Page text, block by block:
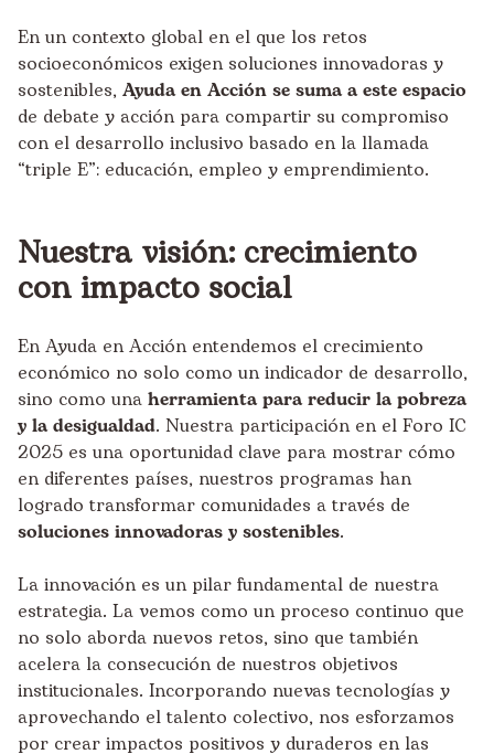
En un contexto global en el que los retos
socioeconómicos exigen soluciones innovadoras y
sostenibles, Ayuda en Acción se suma a este espacio
de debate y acción para compartir su compromiso
con el desarrollo inclusivo basado en la llamada
“triple E”: educación, empleo y emprendimiento.
Nuestra visión: crecimiento
con impacto social
En Ayuda en Acción entendemos el crecimiento
económico no solo como un indicador de desarrollo,
sino como una herramienta para reducir la pobreza
y la desigualdad. Nuestra participación en el Foro IC
2025 es una oportunidad clave para mostrar cómo
en diferentes países, nuestros programas han
logrado transformar comunidades a través de
soluciones innovadoras y sostenibles.
La innovación es un pilar fundamental de nuestra
estrategia. La vemos como un proceso continuo que
no solo aborda nuevos retos, sino que también
acelera la consecución de nuestros objetivos
institucionales. Incorporando nuevas tecnologías y
aprovechando el talento colectivo, nos esforzamos
por crear impactos positivos y duraderos en las